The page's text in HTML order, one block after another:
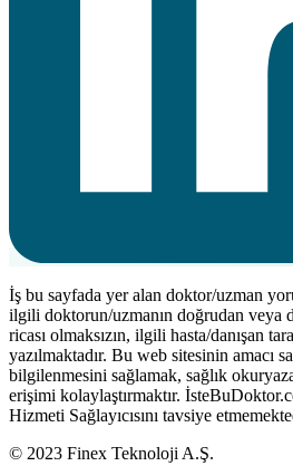
İş bu sayfada yer alan doktor/uzman
ilgili doktorun/uzmanın doğrudan veya
ricası olmaksızın, ilgili hasta/danışan
yazılmaktadır. Bu web sitesinin amacı
bilgilenmesini sağlamak, sağlık
erişimi kolaylaştırmaktır.
Hizmeti Sağlayıcısını tavsiye
© 2023 Finex Teknoloji A.Ş.